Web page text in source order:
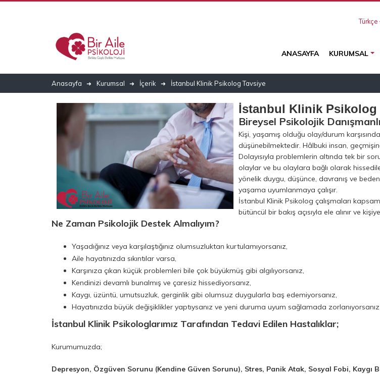
Türkçe
ANASAYFA KURUMSAL
Anasayfa Kurumsal İçerik İstanbul Klinik Psikolog Tavsiye
İstanbul Klinik Psikolog
Bireysel Psikolojik
Kişi, yaşamış olduğu olay/durum
düşünebilmektedir. Hâlbuki insan,
Dolayısıyla problemlerin altında tek bir
olaylar ve bu olaylara bağlı olarak
yönelik duygu, düşünce, davranış ve
yaşama uyumlanmaya çalışır.
İstanbul Klinik Psikolog çalışmaları
bütüncül bir bakış açısıyla ele alınır ve
Ne Zaman Psikolojik Destek Almalıyım?
Yaşadığınız veya karşılaştığınız olumsuzluktan kurtulamıyorsanız,
Aile hayatınızda sıkıntılar varsa,
Karşınıza çıkan küçük problemleri bile çok büyükmüş gibi algılıyorsanız,
Kendinizi devamlı bunalmış ve çaresiz hissediyorsanız,
Kaygı, üzüntü, umutsuzluk, gerginlik gibi olumsuz duygularla baş edemiyorsanız,
Hayatınızda büyük değişiklikler yaptıysanız ve yeni duruma uyum sağlamada
İstanbul Klinik Psikologlarımız Tarafından Tedavi Edilen Hastalıklar;
Kurumumuzda;
Depresyon, Özgüven Sorunu (Kendine Güven Sorunu), Stres, Panik Atak, Sosyal Fobi, Kaygı